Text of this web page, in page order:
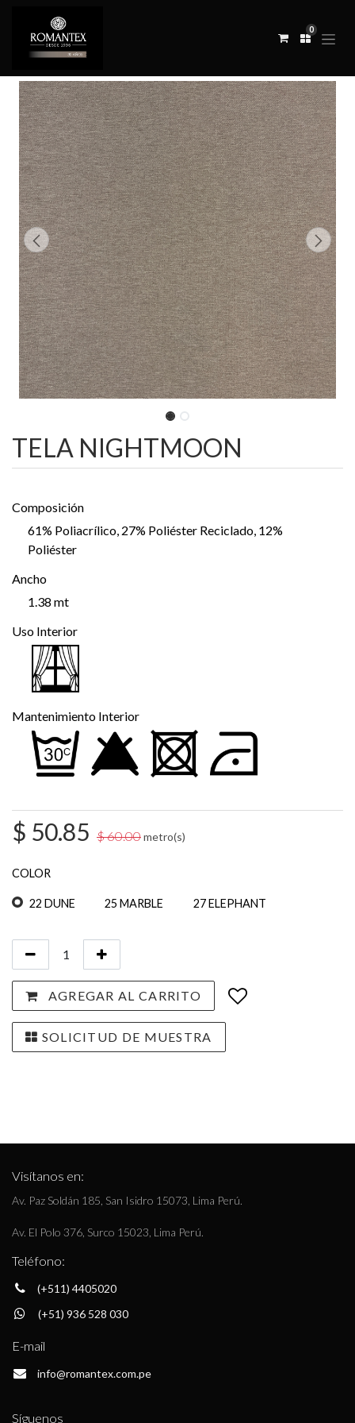
0
TELA NIGHTMOON
Composición
61% Poliacrílico, 27% Poliéster Reciclado, 12%
Poliéster
Ancho
1.38 mt
Uso Interior
Mantenimiento Interior
$ 50.85 $60.00metro(s)
COLOR
22 DUNE 25 MARBLE 27 ELEPHANT
AGREGAR AL CARRITO
SOLICITUD DE MUESTRA
Visítanos en:
Av. Paz Soldán 185, San Isidro 15073, Lima Perú.
Av. El Polo 376, Surco 15023, Lima Perú.
Teléfono:
(+511) 4405020
(+51) 936 528 030
E-mail
info@romantex.com.pe
Síguenos